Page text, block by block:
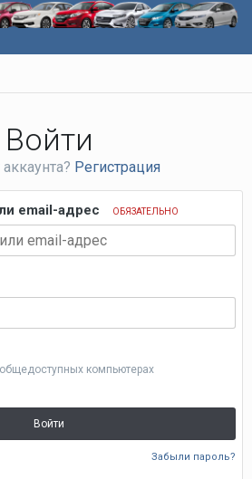
Войти
Регистрация
email-адрес ОБЯЗАТЕЛЬНО
компьютерах
Войти
Забыли пароль?